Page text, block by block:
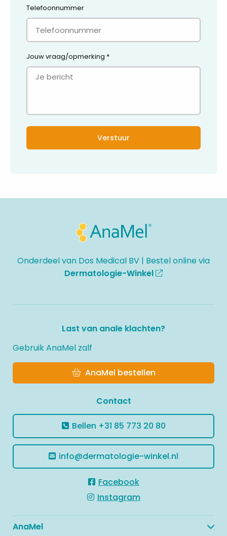
Telefoonnummer
Jouw vraag/opmerking *
footer
Onderdeel van Dos Medical BV | Bestel online via
Dermatologie-Winkel
Contact
Bellen +31 85 773 20 80
info@dermatologie-winkel.nl
Facebook
Instagram
AnaMel
Last van anale klachten?
Gebruik AnaMel zalf
AnaMel bestellen